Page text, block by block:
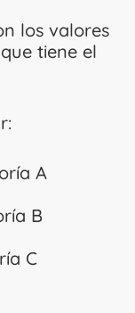
los valores
tiene el
A
B
C